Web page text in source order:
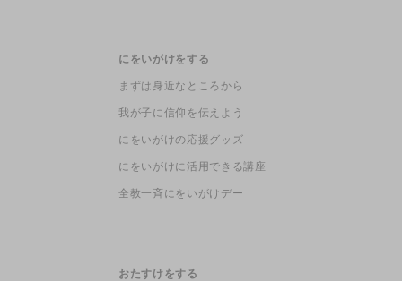
にをいがけをする
まずは身近なところから
我が子に信仰を伝えよう
にをいがけの応援グッズ
にをいがけに活用できる講座
全教一斉にをいがけデー
おたすけをする